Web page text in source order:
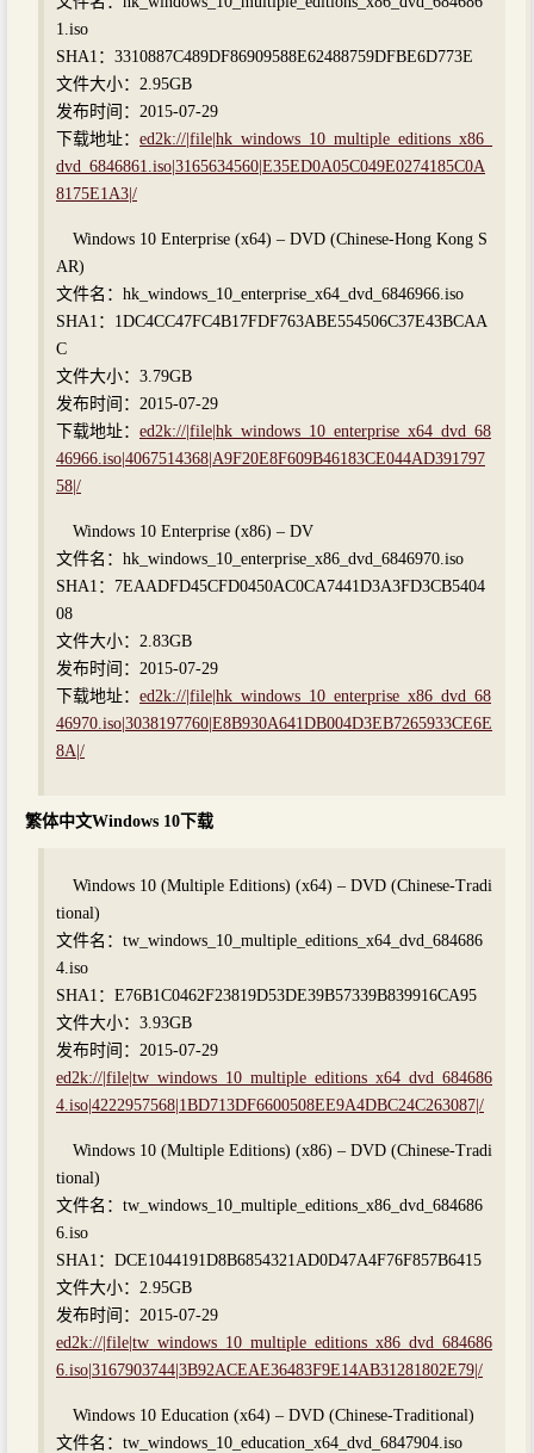
1.iso
SHA1：3310887C489DF86909588E62488759DFBE6D773E
文件大小：2.95GB
发布时间：2015-07-29
下载地址： ed2k://|file|hk_windows_10_multiple_editions_x86_
dvd_6846861.iso|3165634560|E35ED0A05C049E0274185C0A
8175E1A3|/
Windows 10 Enterprise (x64) – DVD (Chinese-Hong Kong S
AR)
文件名：hk_windows_10_enterprise_x64_dvd_6846966.iso
SHA1：1DC4CC47FC4B17FDF763ABE554506C37E43BCAA
C
文件大小：3.79GB
发布时间：2015-07-29
下载地址： ed2k://|file|hk_windows_10_enterprise_x64_dvd_68
46966.iso|4067514368|A9F20E8F609B46183CE044AD391797
58|/
Windows 10 Enterprise (x86) – DV
文件名：hk_windows_10_enterprise_x86_dvd_6846970.iso
SHA1：7EAADFD45CFD0450AC0CA7441D3A3FD3CB5404
08
文件大小：2.83GB
发布时间：2015-07-29
下载地址： ed2k://|file|hk_windows_10_enterprise_x86_dvd_68
46970.iso|3038197760|E8B930A641DB004D3EB7265933CE6E
8A|/
繁体中文Windows 10下载
Windows 10 (Multiple Editions) (x64) – DVD (Chinese-Tradi
tional)
文件名：tw_windows_10_multiple_editions_x64_dvd_684686
4.iso
SHA1：E76B1C0462F23819D53DE39B57339B839916CA95
文件大小：3.93GB
发布时间：2015-07-29
ed2k://|file|tw_windows_10_multiple_editions_x64_dvd_684686
4.iso|4222957568|1BD713DF6600508EE9A4DBC24C263087|/
Windows 10 (Multiple Editions) (x86) – DVD (Chinese-Tradi
tional)
文件名：tw_windows_10_multiple_editions_x86_dvd_684686
6.iso
SHA1：DCE1044191D8B6854321AD0D47A4F76F857B6415
文件大小：2.95GB
发布时间：2015-07-29
ed2k://|file|tw_windows_10_multiple_editions_x86_dvd_684686
6.iso|3167903744|3B92ACEAE36483F9E14AB31281802E79|/
Windows 10 Education (x64) – DVD (Chinese-Traditional)
文件名：tw_windows_10_education_x64_dvd_6847904.iso